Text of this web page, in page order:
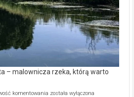
– malownicza rzeka, którą warto
komentowania Ekologiczne
została wyłączona